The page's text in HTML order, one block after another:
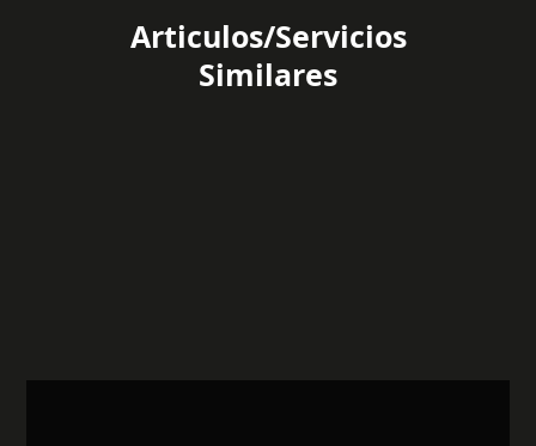
Articulos/Servicios
Similares